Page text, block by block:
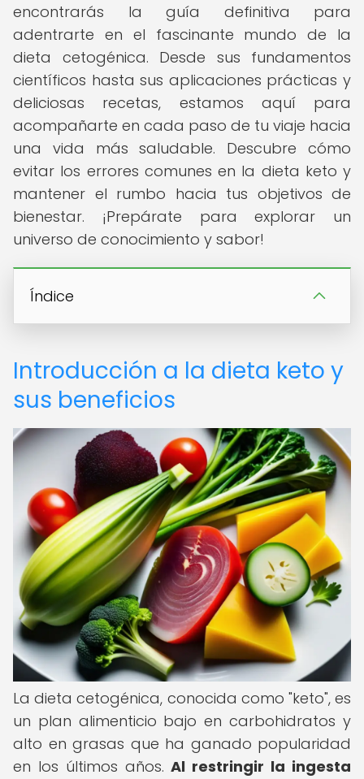
encontrarás la guía definitiva para
adentrarte en el fascinante mundo de la
dieta cetogénica. Desde sus fundamentos
científicos hasta sus aplicaciones prácticas y
deliciosas recetas, estamos aquí para
acompañarte en cada paso de tu viaje hacia
una vida más saludable. Descubre cómo
evitar los errores comunes en la dieta keto y
mantener el rumbo hacia tus objetivos de
bienestar. ¡Prepárate para explorar un
universo de conocimiento y sabor!
Índice
Introducción a la dieta keto y
sus beneficios
La dieta cetogénica, conocida como "keto", es
un plan alimenticio bajo en carbohidratos y
alto en grasas que ha ganado popularidad
en los últimos años.Al restringir la ingesta